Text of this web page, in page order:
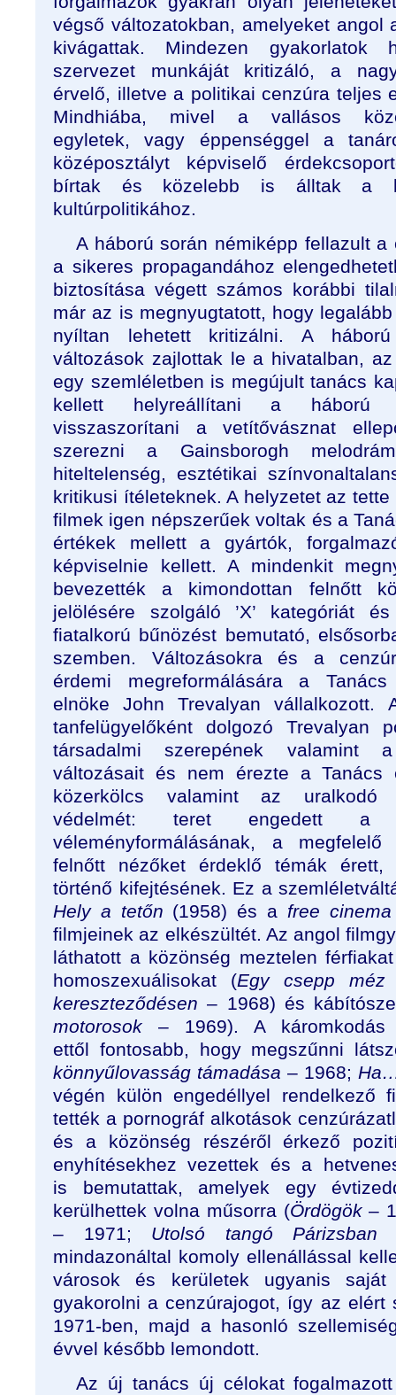
végső változatokban, amelyeket angol
kivágattak. Mindezen gyakorlatok
szervezet munkáját kritizáló, a
érvelő, illetve a politikai cenzúra teljes
Mindhiába, mivel a vallásos
egyletek, vagy éppenséggel a
középosztályt képviselő
bírtak és közelebb is álltak a
kultúrpolitikához.
A háború során némiképp fellazult a
a sikeres propagandához
biztosítása végett számos korábbi
már az is megnyugtatott, hogy
nyíltan lehetett kritizálni. A
változások zajlottak le a hivatalban,
egy szemléletben is megújult tanács
kellett helyreállítani a háború
visszaszorítani a vetítővásznat
szerezni a Gainsborogh
hiteltelenség, esztétikai
kritikusi ítéleteknek. A helyzetet az
filmek igen népszerűek voltak és a
értékek mellett a gyártók,
képviselnie kellett. A mindenkit
bevezették a kimondottan felnőtt
jelölésére szolgáló ’X’ kategóriát
fiatalkorú bűnözést bemutató,
szemben. Változásokra és a
érdemi megreformálására a
elnöke John Trevalyan vállalkozott.
tanfelügyelőként dolgozó Trevalyan
társadalmi szerepének valamint
változásait és nem érezte a Tanács
közerkölcs valamint az uralkodó
védelmét: teret engedett a
véleményformálásának, a
felnőtt nézőket érdeklő témák érett,
történő kifejtésének. Ez a
Hely a tetőn (1958) és a free cinema
filmjeinek az elkészültét. Az angol
láthatott a közönség meztelen
homoszexuálisokat (Egy csepp méz
kereszteződésen– 1968) és
motorosok – 1969). A
ettől fontosabb, hogy megszűnni
könnyűlovasság támadása – 1968;
végén külön engedéllyel rendelkező
tették a pornográf alkotások
és a közönség részéről érkező
enyhítésekhez vezettek és a
is bemutattak, amelyek egy
kerülhettek volna műsorra (Ördögök–
– 1971; Utolsó tangó Párizsban
mindazonáltal komoly ellenállással
városok és kerületek ugyanis
gyakorolni a cenzúrajogot, így az elért
1971-ben, majd a hasonló
évvel később lemondott.
Az új tanács új célokat